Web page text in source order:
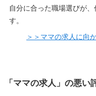
自分に合った職場選びが
す。
＞＞ママの求人に向
「ママの求人」の悪